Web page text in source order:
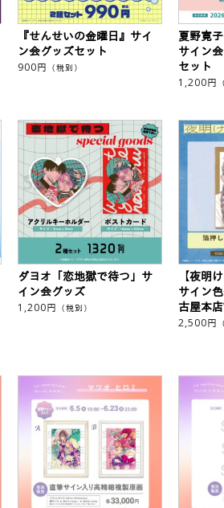
『せんせいの金曜日』サイ
ン会グッズセット
900円 （税別）
夏野寛
サイン
セット
1,200円
ダヨオ「恋地獄で待つ」サ
イン会グッズ
1,200円 （税別）
【夜明
サイン
古屋本店
2,500円